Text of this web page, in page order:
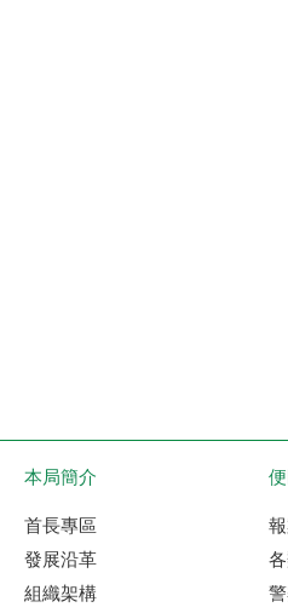
本局簡介
首長專區
發展沿革
組織架構